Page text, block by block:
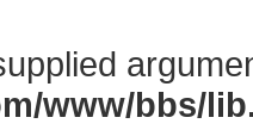
www/bbs/